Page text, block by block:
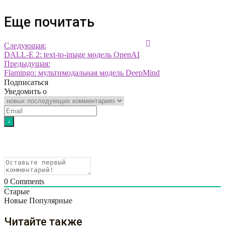
Еще почитать
Следующая:
DALL-E 2: text-to-image модель OpenAI
Предыдущая:
Flamingo: мультимодальная модель DeepMind
Подписаться
Уведомить о
0 Comments
Старые
Новые Популярные
Читайте также